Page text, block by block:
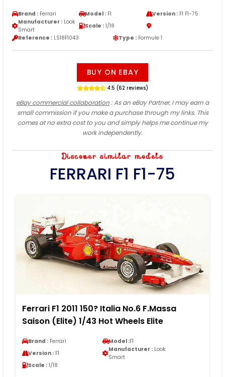
Brand : Ferrari Model : F1 Version :F1 F1-75
Manufacturer : Look
Smart
Scale : 1/18
Reference : LS18F1043 Type : Formule 1
BUY ON EBAY
4.5 (62 reviews)
eBay commercial collaboration: As an eBay Partner, I may earn a
small commission if you make a purchase through my links. This
comes at no extra cost to you and simply helps me continue my
work independently.
Discover similar models
FERRARI F1 F1-75
Ferrari F1 2011 150? Italia No.6 F.Massa
Saison (Elite) 1/43 Hot Wheels Elite
Brand : Ferrari Model :F1
Version : F1
Manufacturer : Look
Smart
Scale : 1/18